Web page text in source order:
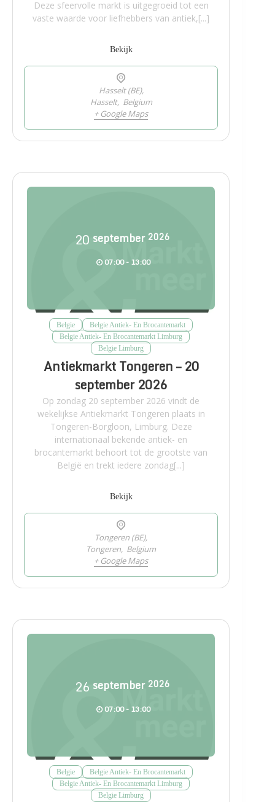
Deze sfeervolle markt is uitgegroeid tot een
vaste waarde voor liefhebbers van antiek,[...]
Bekijk
Hasselt (BE),
Hasselt, Belgium
+ Google Maps
20 september 2026
07:00 - 13:00
Belgie
Belgie Antiek- En Brocantemarkt
Belgie Antiek- En Brocantemarkt Limburg
Belgie Limburg
Antiekmarkt Tongeren – 20
september 2026
Op zondag 20 september 2026 vindt de
wekelijkse Antiekmarkt Tongeren plaats in
Tongeren-Borgloon, Limburg. Deze
internationaal bekende antiek- en
brocantemarkt behoort tot de grootste van
België en trekt iedere zondag[...]
Bekijk
Tongeren (BE),
Tongeren, Belgium
+ Google Maps
26 september 2026
07:00 - 13:00
Belgie
Belgie Antiek- En Brocantemarkt
Belgie Antiek- En Brocantemarkt Limburg
Belgie Limburg